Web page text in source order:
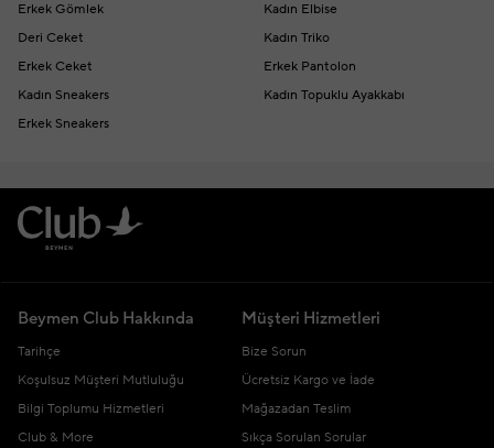
Erkek Gömlek
Kadın Elbise
Deri Ceket
Kadın Triko
Erkek Ceket
Erkek Pantolon
Kadın Sneakers
Kadın Topuklu Ayakkabı
Erkek Sneakers
Beymen Club Hakkında
Tarihçe
Koşulsuz Müşteri Mutluluğu
Bilgi Toplumu Hizmetleri
Club & More
Müşteri Hizmetleri
Bize Sorun
Ücretsiz Kargo ve İade
Mağazadan Teslim
Sıkça Sorulan Sorular